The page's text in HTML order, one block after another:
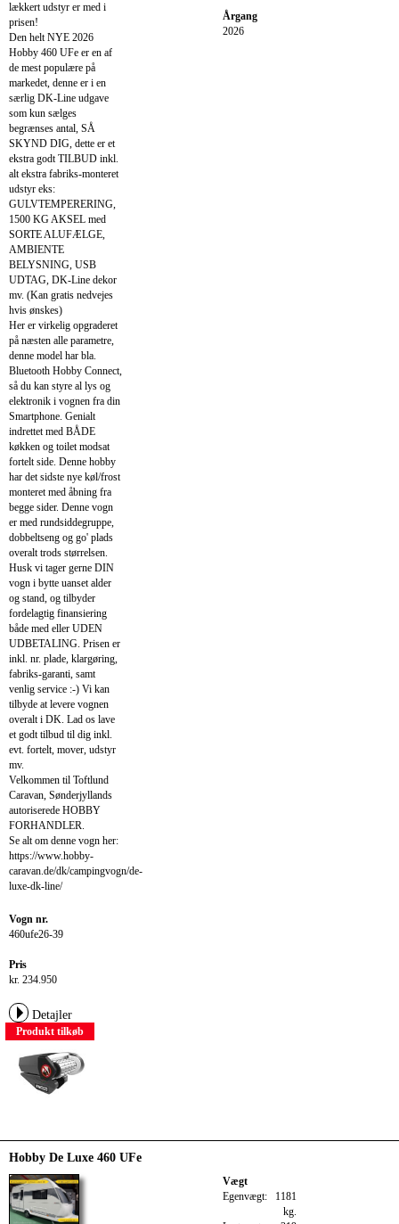
lækkert udstyr er med i
prisen!
Den helt NYE 2026
Hobby 460 UFe er en af
de mest populære på
markedet, denne er i en
særlig DK-Line udgave
som kun sælges
begrænses antal, SÅ
SKYND DIG, dette er et
ekstra godt TILBUD inkl.
alt ekstra fabriks-monteret
udstyr eks:
GULVTEMPERERING,
1500 KG AKSEL med
SORTE ALUFÆLGE,
AMBIENTE
BELYSNING, USB
UDTAG, DK-Line dekor
mv. (Kan gratis nedvejes
hvis ønskes)
Her er virkelig opgraderet
på næsten alle parametre,
denne model har bla.
Bluetooth Hobby Connect,
så du kan styre al lys og
elektronik i vognen fra din
Smartphone. Genialt
indrettet med BÅDE
køkken og toilet modsat
fortelt side. Denne hobby
har det sidste nye køl/frost
monteret med åbning fra
begge sider. Denne vogn
er med rundsiddegruppe,
dobbeltseng og go' plads
overalt trods størrelsen.
Husk vi tager gerne DIN
vogn i bytte uanset alder
og stand, og tilbyder
fordelagtig finansiering
både med eller UDEN
UDBETALING. Prisen er
inkl. nr. plade, klargøring,
fabriks-garanti, samt
venlig service :-) Vi kan
tilbyde at levere vognen
overalt i DK. Lad os lave
et godt tilbud til dig inkl.
evt. fortelt, mover, udstyr
mv.
Velkommen til Toftlund
Caravan, Sønderjyllands
autoriserede HOBBY
FORHANDLER.
Se alt om denne vogn her:
https://www.hobby-
caravan.de/dk/campingvogn/de-
luxe-dk-line/
Årgang
2026
Vogn nr.
460ufe26-39
Pris
kr. 234.950
Detajler
Produkt tilkøb
Hobby De Luxe 460 UFe
Vægt
Egenvægt: 1181
kg.